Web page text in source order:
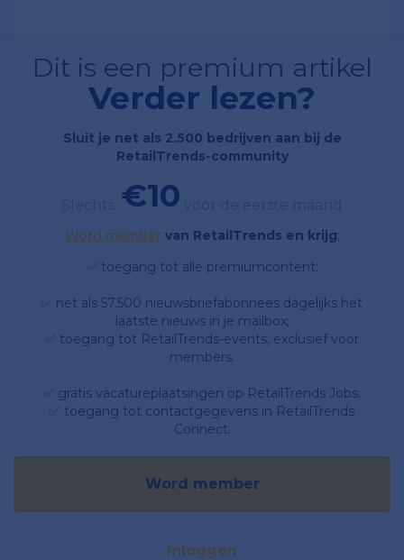
Dit is een premium artikel
Verder lezen?
Sluit je net als 2.500 bedrijven aan bij de
RetailTrends-community
€10
Word member van RetailTrends en krijg;
✅ toegang tot alle premiumcontent;
✅ net als 57.500 nieuwsbriefabonnees dagelijks het
laatste nieuws in je mailbox;
✅ toegang tot RetailTrends-events, exclusief voor
members.
✅ gratis vacatureplaatsingen op RetailTrends Jobs;
✅ toegang tot contactgegevens in RetailTrends
Connect.
Word member
Inloggen